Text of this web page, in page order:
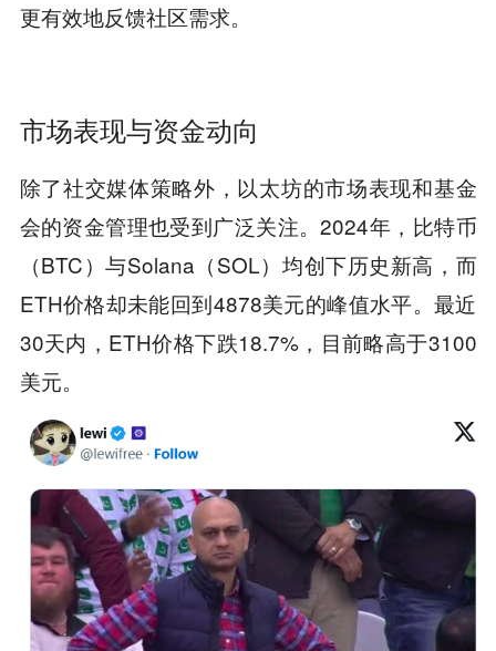
更有效地反馈社区需求。
市场表现与资金动向
除了社交媒体策略外，以太坊的市场表现和基金
会的资金管理也受到广泛关注。2024年，比特币
（BTC）与Solana（SOL）均创下历史新高，而
ETH价格却未能回到4878美元的峰值水平。最近
30天内，ETH价格下跌18.7%，目前略高于3100
美元。